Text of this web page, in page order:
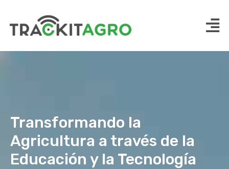
Transformando la
Agricultura a través de la
Educación y la Tecnología